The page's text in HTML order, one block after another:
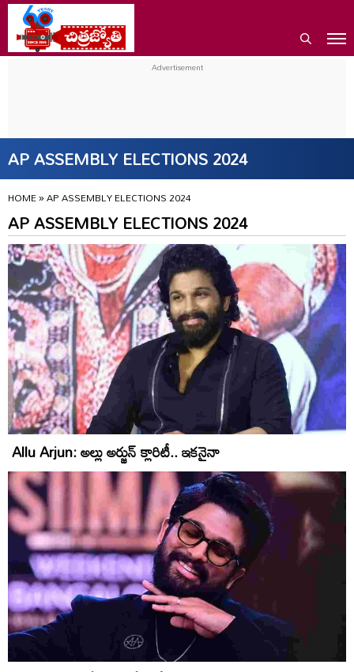
AP ASSEMBLY ELECTIONS 2024
HOME»AP ASSEMBLY ELECTIONS 2024
AP ASSEMBLY ELECTIONS 2024
Allu Arjun: అల్లు అర్జున్‌ క్లారిటీ.. ఇకనైనా